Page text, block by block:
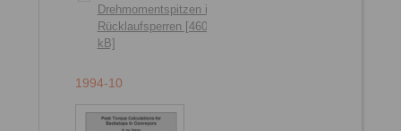
Drehmomentspitzen in
Rücklaufsperren [460
kB]
1994-10